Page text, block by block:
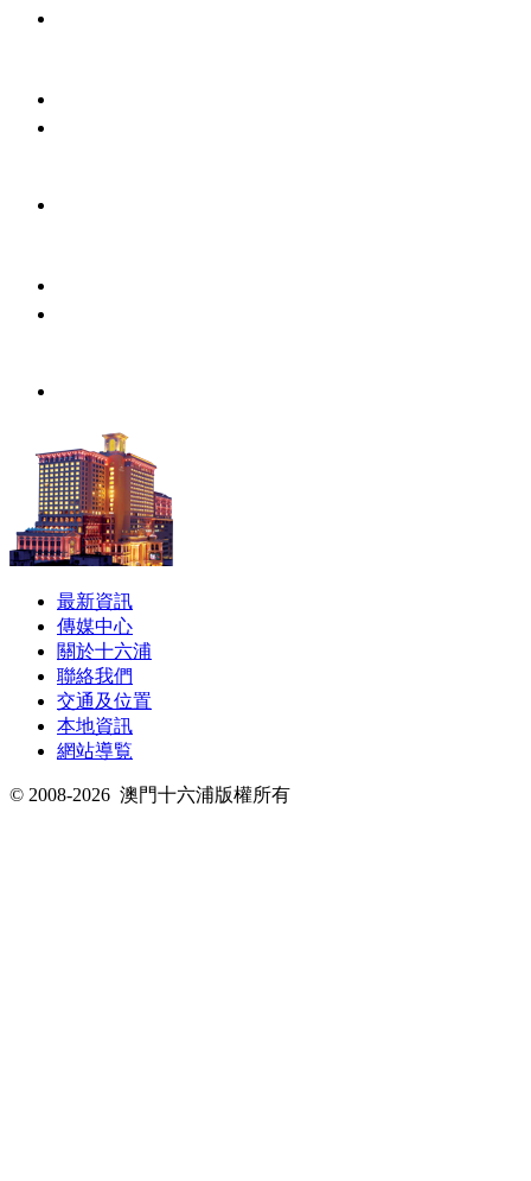
最新資訊
傳媒中心
關於十六浦
聯絡我們
交通及位置
本地資訊
網站導覧
© 2008-2026 澳門十六浦版權所有